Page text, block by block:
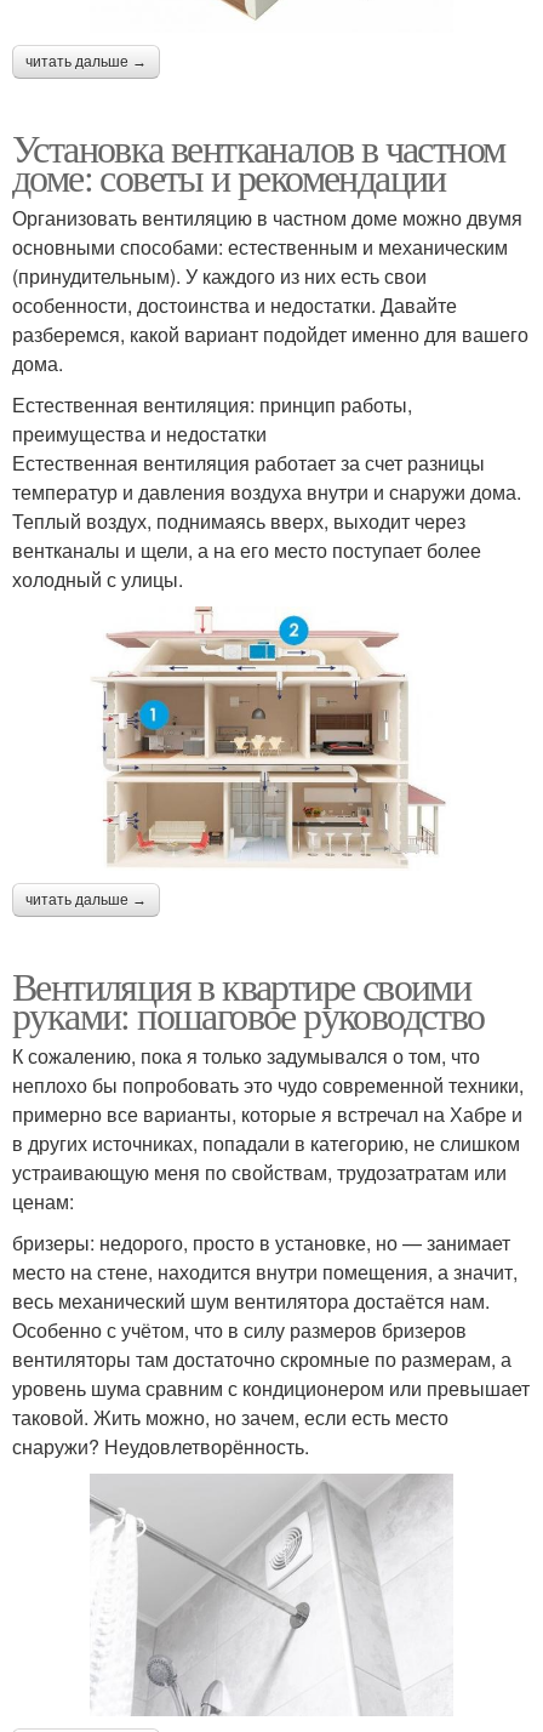
читать дальше →
Установка вентканалов в частном
доме: советы и рекомендации
Организовать вентиляцию в частном доме можно двумя
основными способами: естественным и механическим
(принудительным). У каждого из них есть свои
особенности, достоинства и недостатки. Давайте
разберемся, какой вариант подойдет именно для вашего
дома.
Естественная вентиляция: принцип работы,
преимущества и недостатки
Естественная вентиляция работает за счет разницы
температур и давления воздуха внутри и снаружи дома.
Теплый воздух, поднимаясь вверх, выходит через
вентканалы и щели, а на его место поступает более
холодный с улицы.
читать дальше →
Вентиляция в квартире своими
руками: пошаговое руководство
К сожалению, пока я только задумывался о том, что
неплохо бы попробовать это чудо современной техники,
примерно все варианты, которые я встречал на Хабре и
в других источниках, попадали в категорию, не слишком
устраивающую меня по свойствам, трудозатратам или
ценам:
бризеры: недорого, просто в установке, но — занимает
место на стене, находится внутри помещения, а значит,
весь механический шум вентилятора достаётся нам.
Особенно с учётом, что в силу размеров бризеров
вентиляторы там достаточно скромные по размерам, а
уровень шума сравним с кондиционером или превышает
таковой. Жить можно, но зачем, если есть место
снаружи? Неудовлетворённость.